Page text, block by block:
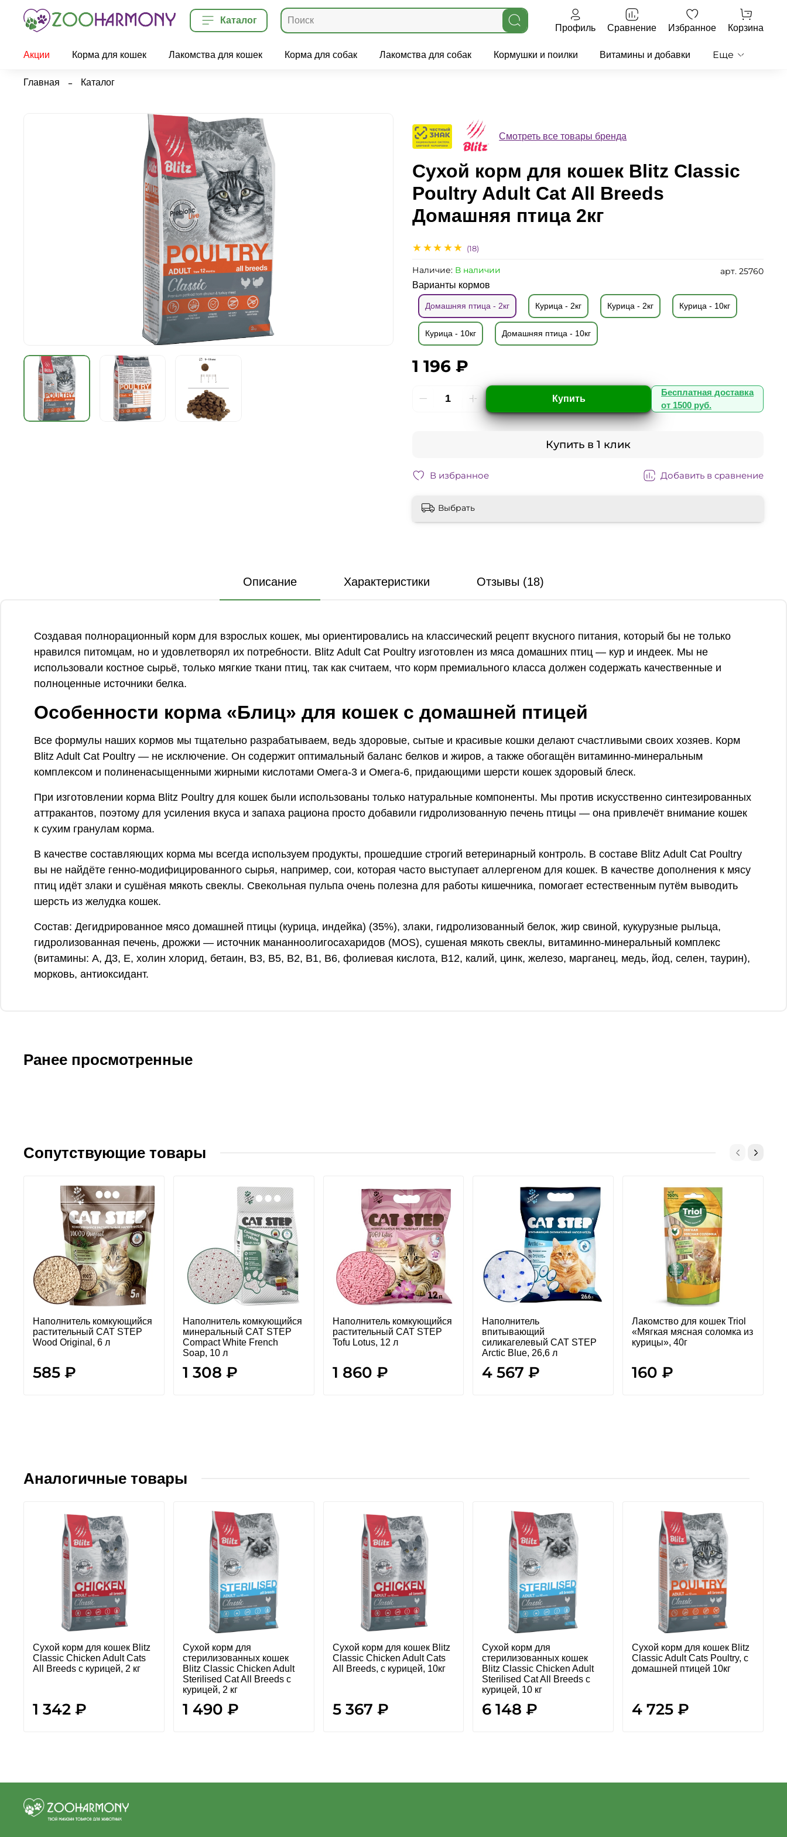
Каталог
Профиль Сравнение Избранное Корзина
Акции Корма для кошек Лакомства для кошек Корма для собак Лакомства для собак Кормушки и поилки Витамины и добавки Еще
Главная Каталог
(18)
арт. 25760
Наличие: В наличии
Смотреть все товары бренда
Сухой корм для кошек Blitz Classic
Poultry Adult Cat All Breeds
Домашняя птица 2кг
Варианты кормов
Домашняя птица - 2кг Курица - 2кг Курица - 2кг Курица - 10кг
Курица - 10кг Домашняя птица - 10кг
1 196 ₽
Купить
Бесплатная доставка
от 1500 руб.
Купить в 1 клик
В избранное Добавить в сравнение
Выбрать
Описание Характеристики Отзывы (18)
Создавая полнорационный корм для взрослых кошек, мы ориентировались на классический рецепт вкусного питания, который бы не только
нравился питомцам, но и удовлетворял их потребности. Blitz Adult Cat Poultry изготовлен из мяса домашних птиц — кур и индеек. Мы не
использовали костное сырьё, только мягкие ткани птиц, так как считаем, что корм премиального класса должен содержать качественные и
полноценные источники белка.
Особенности корма «Блиц» для кошек с домашней птицей
Все формулы наших кормов мы тщательно разрабатываем, ведь здоровые, сытые и красивые кошки делают счастливыми своих хозяев. Корм
Blitz Adult Cat Poultry — не исключение. Он содержит оптимальный баланс белков и жиров, а также обогащён витаминно-минеральным
комплексом и полиненасыщенными жирными кислотами Омега-3 и Омега-6, придающими шерсти кошек здоровый блеск.
При изготовлении корма Blitz Poultry для кошек были использованы только натуральные компоненты. Мы против искусственно синтезированных
аттракантов, поэтому для усиления вкуса и запаха рациона просто добавили гидролизованную печень птицы — она привлечёт внимание кошек
к сухим гранулам корма.
В качестве составляющих корма мы всегда используем продукты, прошедшие строгий ветеринарный контроль. В составе Blitz Adult Cat Poultry
вы не найдёте генно-модифицированного сырья, например, сои, которая часто выступает аллергеном для кошек. В качестве дополнения к мясу
птиц идёт злаки и сушёная мякоть свеклы. Свекольная пульпа очень полезна для работы кишечника, помогает естественным путём выводить
шерсть из желудка кошек.
Состав: Дегидрированное мясо домашней птицы (курица, индейка) (35%), злаки, гидролизованный белок, жир свиной, кукурузные рыльца,
гидролизованная печень, дрожжи — источник мананноолигосахаридов (MOS), сушеная мякоть свеклы, витаминно-минеральный комплекс
(витамины: А, Д3, Е, холин хлорид, бетаин, В3, В5, В2, В1, В6, фолиевая кислота, В12, калий, цинк, железо, марганец, медь, йод, селен, таурин),
морковь, антиоксидант.
Ранее просмотренные
Сопутствующие товары
Наполнитель комкующийся
растительный CAT STEP
Wood Original, 6 л
585 ₽
Наполнитель комкующийся
минеральный CAT STEP
Compact White French
Soap, 10 л
1 308 ₽
Наполнитель комкующийся
растительный CAT STEP
Tofu Lotus, 12 л
1 860 ₽
Наполнитель
впитывающий
силикагелевый CAT STEP
Arctic Blue, 26,6 л
4 567 ₽
Лакомство для кошек Triol
«Мягкая мясная соломка из
курицы», 40г
160 ₽
Аналогичные товары
Сухой корм для кошек Blitz
Classic Chicken Adult Cats
All Breeds с курицей, 2 кг
1 342 ₽
Сухой корм для
стерилизованных кошек
Blitz Classic Chicken Adult
Sterilised Cat All Breeds с
курицей, 2 кг
1 490 ₽
Сухой корм для кошек Blitz
Classic Chicken Adult Cats
All Breeds, с курицей, 10кг
5 367 ₽
Сухой корм для
стерилизованных кошек
Blitz Classic Chicken Adult
Sterilised Cat All Breeds с
курицей, 10 кг
6 148 ₽
Сухой корм для кошек Blitz
Classic Adult Cats Poultry, с
домашней птицей 10кг
4 725 ₽